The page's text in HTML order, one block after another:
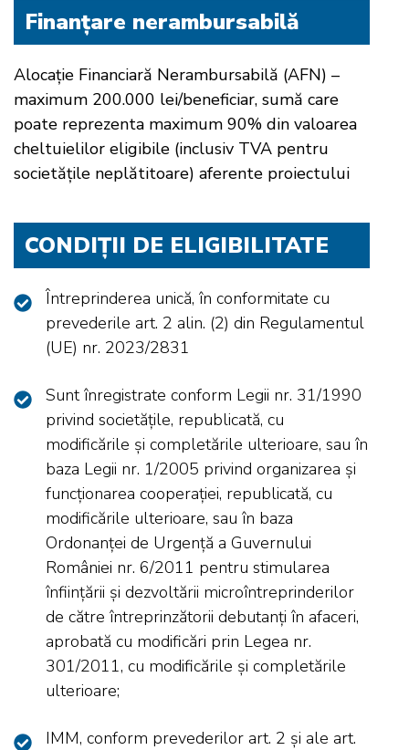
Finanțare nerambursabilă
Alocație Financiară Nerambursabilă (AFN) –
maximum 200.000 lei/beneficiar, sumă care
poate reprezenta maximum 90% din valoarea
cheltuielilor eligibile (inclusiv TVA pentru
societățile neplătitoare) aferente proiectului
CONDIȚII DE ELIGIBILITATE
Întreprinderea unică, în conformitate cu
prevederile art. 2 alin. (2) din Regulamentul
(UE) nr. 2023/2831
Sunt înregistrate conform Legii nr. 31/1990
privind societățile, republicată, cu
modificările și completările ulterioare, sau în
baza Legii nr. 1/2005 privind organizarea și
funcționarea cooperației, republicată, cu
modificările ulterioare, sau în baza
Ordonanței de Urgență a Guvernului
României nr. 6/2011 pentru stimularea
înființării și dezvoltării microîntreprinderilor
de către întreprinzătorii debutanți în afaceri,
aprobată cu modificări prin Legea nr.
301/2011, cu modificările și completările
ulterioare;
IMM, conform prevederilor art. 2 și ale art.